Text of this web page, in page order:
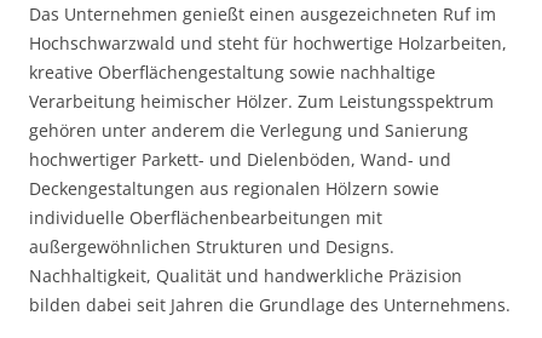
Das Unternehmen genießt einen ausgezeichneten Ruf im
Hochschwarzwald und steht für hochwertige Holzarbeiten,
kreative Oberflächengestaltung sowie nachhaltige
Verarbeitung heimischer Hölzer. Zum Leistungsspektrum
gehören unter anderem die Verlegung und Sanierung
hochwertiger Parkett- und Dielenböden, Wand- und
Deckengestaltungen aus regionalen Hölzern sowie
individuelle Oberflächenbearbeitungen mit
außergewöhnlichen Strukturen und Designs.
Nachhaltigkeit, Qualität und handwerkliche Präzision
bilden dabei seit Jahren die Grundlage des Unternehmens.